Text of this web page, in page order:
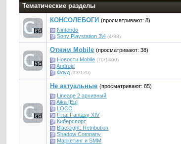
Тематические разделы
КОНСОЛЕБОГИ (просматривают: 8)
Nintendo
Sony Playstation 3\4 (4/38)
Отжим Mobile (просматривают: 38)
Новости Mobile (70/1400)
Android
Флуд (13/120)
Не актуальные (просматривают: 85)
Lineage 2 архивный
Aika [Eu]
LOCO
Final Fantasy XIV
Киберспорт
Blacklight: Retribution
Shadow Company
Маркетинг и SMM